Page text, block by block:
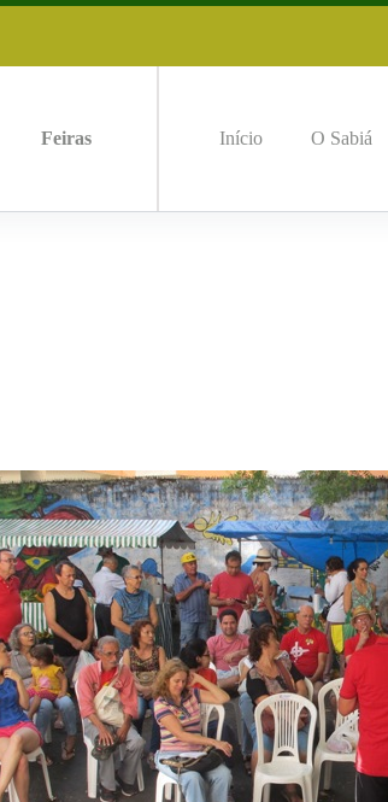
Feiras Início O Sabiá